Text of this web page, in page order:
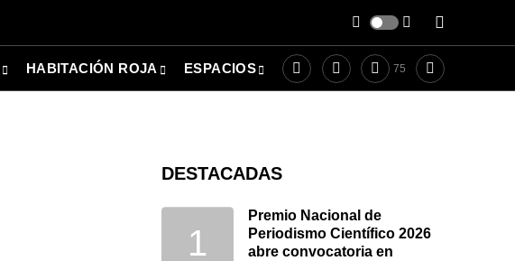
HABITACIÓN ROJA ESPACIOS 75
DESTACADAS
Premio Nacional de
Periodismo Científico 2026
abre convocatoria en